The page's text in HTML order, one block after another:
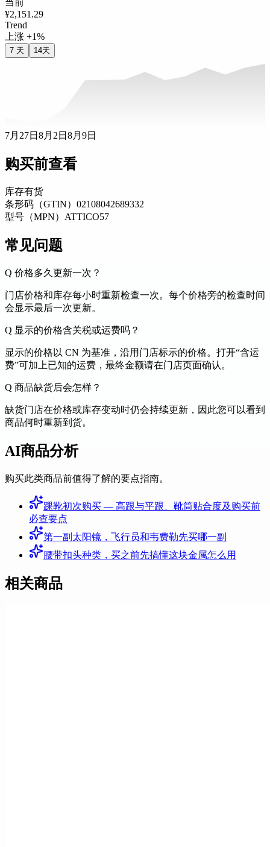
当前
¥2,151.29
Trend
上涨 +1%
7 天 14天
7月27日 8月2日 8月9日
购买前查看
库存有货
条形码（GTIN） 02108042689332
型号（MPN） ATTICO57
常见问题
Q 价格多久更新一次？
门店价格和库存每小时重新检查一次。每个价格旁的检查时间
会显示最后一次更新。
Q 显示的价格含关税或运费吗？
显示的价格以 CN 为基准，沿用门店标示的价格。打开“含运
费”可加上已知的运费，最终金额请在门店页面确认。
Q 商品缺货后会怎样？
缺货门店在价格或库存变动时仍会持续更新，因此您可以看到
商品何时重新到货。
AI商品分析
购买此类商品前值得了解的要点指南。
踝靴初次购买 — 高跟与平跟、靴筒贴合度及购买前
必查要点
第一副太阳镜，飞行员和韦费勒先买哪一副
腰带扣头种类，买之前先搞懂这块金属怎么用
相关商品